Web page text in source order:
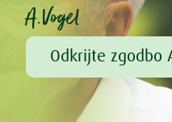
A.Vogel
Odkrijte zgodbo